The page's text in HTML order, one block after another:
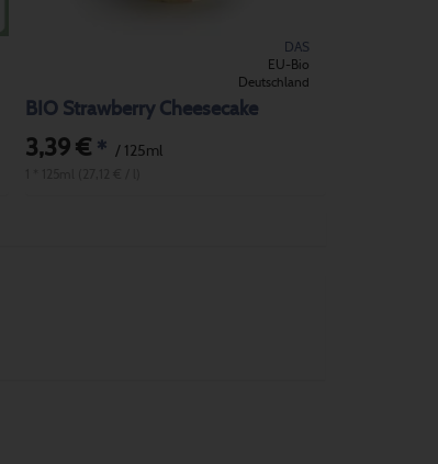
DAS
EU-Bio
Deutschland
BIO Strawberry Cheesecake
3,39 € * / 125ml